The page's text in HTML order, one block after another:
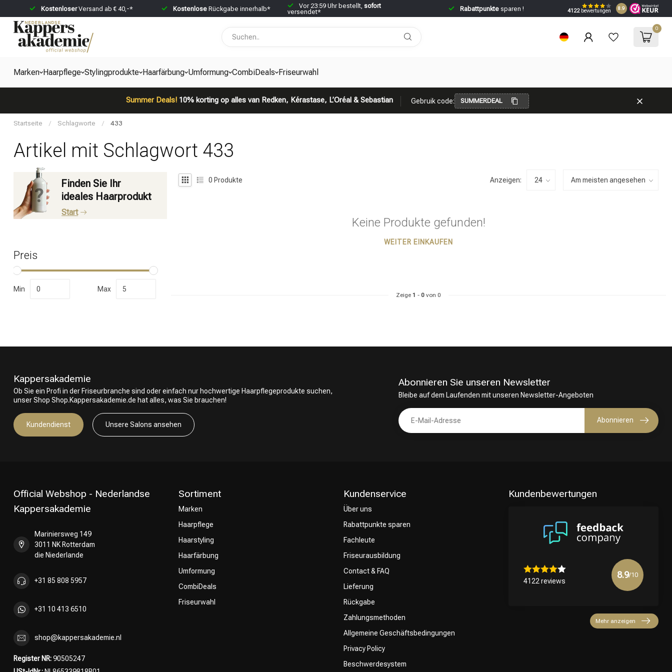
KostenloserVersand ab € 40,-* Kostenlose Rückgabe innerhalb* Vor 23:59 Uhr bestellt, sofort
versendet*
Rabattpunktesparen ! 4122bewertungen 8.9
0
Marken Haarpflege Stylingprodukte Haarfärbung Umformung CombiDeals Friseurwahl
Summer Deals!10% korting op alles van Redken, Kérastase, L’Oréal & Sebastian Gebruik code: SUMMERDEAL
Nach welcher Kategorie suchst du?
Marken
Friseurwahl
Startseite / Schlagworte / 433
Artikel mit Schlagwort 433
Finden Sie Ihr
ideales Haarprodukt
Start
Preis
Min Max
0 Produkte Anzeigen:
Keine Produkte gefunden!
WEITER EINKAUFEN
Zeige 1 - 0 von 0
Kappersakademie
Ob Sie ein Profi in der Friseurbranche sind oder einfach nur hochwertige Haarpflegeprodukte suchen,
unser Shop Shop.Kappersakademie.de hat alles, was Sie brauchen!
Kundendienst Unsere Salons ansehen
Abonnieren Sie unseren Newsletter
Bleibe auf dem Laufenden mit unseren Newsletter-Angeboten
Abonnieren
Official Webshop - Nederlandse
Kappersakademie
Mariniersweg 149
3011 NK Rotterdam
die Niederlande
+31 85 808 5957
+31 10 413 6510
shop@kappersakademie.nl
Register NR:90505247
Sortiment
Marken
Haarpflege
Haarstyling
Haarfärbung
Umformung
CombiDeals
Friseurwahl
Kundenservice
Über uns
Rabattpunkte sparen
Fachleute
Friseurausbildung
Contact & FAQ
Lieferung
Rückgabe
Zahlungsmethoden
Allgemeine Geschäftsbedingungen
Privacy Policy
Beschwerdesystem
Kundenbewertungen
4122 reviews
8.9/10
Mehr anzeigen